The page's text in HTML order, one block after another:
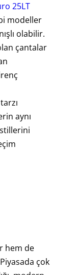
25LT
modeller
olabilir.
çantalar
aynı
hem de
çok